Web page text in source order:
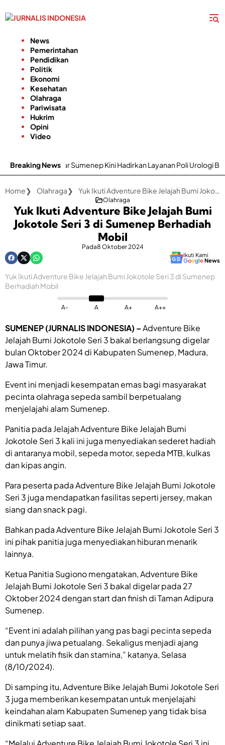
ke
News
Pemerintahan
Pendidikan
Politik
Ekonomi
Kesehatan
Olahraga
Pariwisata
Hukrim
Opini
Video
Breaking News
Moh. Anwar Sumenep Kini Hadirkan Layanan Poli Urologi Bagi
Home Olahraga Yuk Ikuti Adventure Bike Jelajah Bumi Jokotole Seri 3 di Sumenep Berhadiah Mobil
Olahraga
Yuk Ikuti Adventure Bike Jelajah Bumi
Jokotole Seri 3 di Sumenep Berhadiah
Mobil
Pada8 Oktober 2024
Ikuti Kami
GoogleNews
Yuk Ikuti Adventure Bike Jelajah Bumi Jokotole Seri 3 di Sumenep
Berhadiah Mobil
A- A A+ A++
SUMENEP (JURNALIS INDONESIA) –Adventure Bike
Jelajah Bumi Jokotole Seri 3 bakal berlangsung digelar
bulan Oktober 2024 di Kabupaten Sumenep, Madura,
Jawa Timur.
Event ini menjadi kesempatan emas bagi masyarakat
pecinta olahraga sepeda sambil berpetualang
menjelajahi alam Sumenep.
Panitia pada Jelajah Adventure Bike Jelajah Bumi
Jokotole Seri 3 kali ini juga menyediakan sederet hadiah
di antaranya mobil, sepeda motor, sepeda MTB, kulkas
dan kipas angin.
Para peserta pada Adventure Bike Jelajah Bumi Jokotole
Seri 3 juga mendapatkan fasilitas seperti jersey, makan
siang dan snack pagi.
Bahkan pada Adventure Bike Jelajah Bumi Jokotole Seri 3
ini pihak panitia juga menyediakan hiburan menarik
lainnya.
Ketua Panitia Sugiono mengatakan, Adventure Bike
Jelajah Bumi Jokotole Seri 3 bakal digelar pada 27
Oktober 2024 dengan start dan finish di Taman Adipura
Sumenep.
“Event ini adalah pilihan yang pas bagi pecinta sepeda
dan punya jiwa petualang. Sekaligus menjadi ajang
untuk melatih fisik dan stamina,” katanya, Selasa
(8/10/2024).
Di samping itu, Adventure Bike Jelajah Bumi Jokotole Seri
3 juga memberikan kesempatan untuk menjelajahi
keindahan alam Kabupaten Sumenep yang tidak bisa
dinikmati setiap saat.